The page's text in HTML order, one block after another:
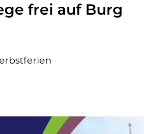
frei auf Burg